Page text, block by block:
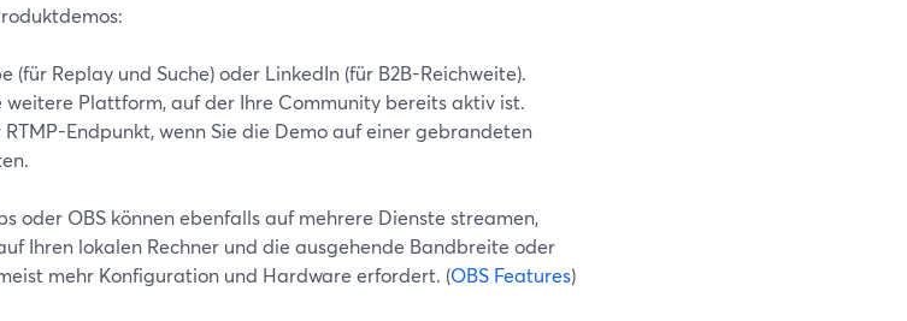
(für Replay und Suche) oder LinkedIn (für B2B-Reichweite).
weitere Plattform, auf der Ihre Community bereits aktiv ist.
RTMP-Endpunkt, wenn Sie die Demo auf einer gebrandeten
oder OBS können ebenfalls auf mehrere Dienste streamen,
Ihren lokalen Rechner und die ausgehende Bandbreite oder
mehr Konfiguration und Hardware erfordert. (OBS Features)